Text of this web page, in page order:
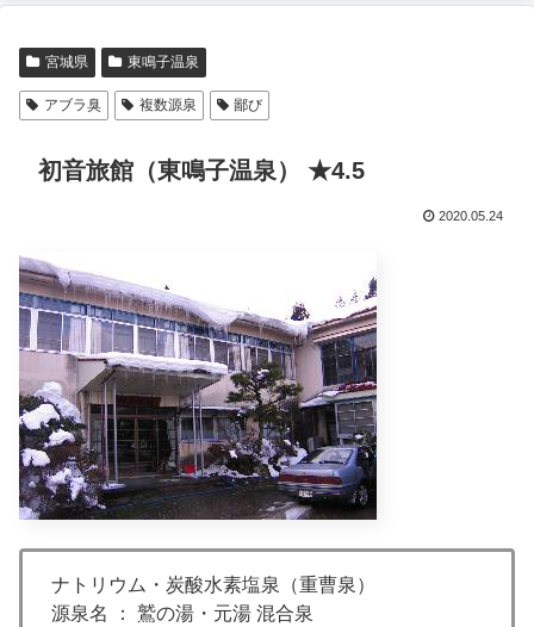
宮城県 東鳴子温泉
アブラ臭 複数源泉 鄙び
初音旅館（東鳴子温泉） ★4.5
2020.05.24
ナトリウム・炭酸水素塩泉（重曹泉）
源泉名 ： 鷲の湯・元湯 混合泉